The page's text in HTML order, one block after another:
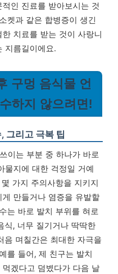
인 진료를 받아보시는 것
켓과 같은 합병증이 생긴
치료를 받는 것이 사랑니
지름길이에요.
구멍 음식물 언
하지 않으려면!
그리고 극복 팁
이는 부분 중 하나가 바로
물지에 대한 걱정일 거예
가지 주의사항을 지키지
만들거나 염증을 유발할
는 바로 발치 부위를 혀로
식, 너무 질기거나 딱딱한
음 며칠간은 최대한 자극을
를 들어, 제 친구는 발치
겠다고 덤볐다가 다음 날